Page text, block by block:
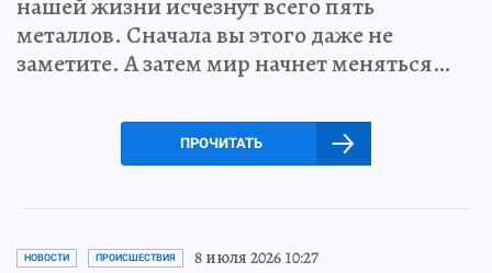
нашей жизни исчезнут всего пять
металлов. Сначала вы этого даже не
заметите. А затем мир начнет меняться…
ПРОЧИТАТЬ
НОВОСТИ ПРОИСШЕСТВИЯ 8 июля 2026 10:27